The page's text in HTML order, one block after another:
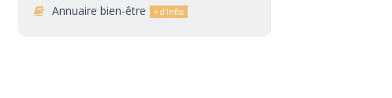
Annuaire bien-être